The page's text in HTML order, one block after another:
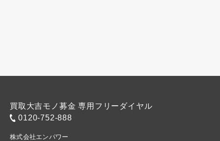
買取大吉モノ募金 専用フリーダイヤル
0120-752-888
株式会社エンパワー